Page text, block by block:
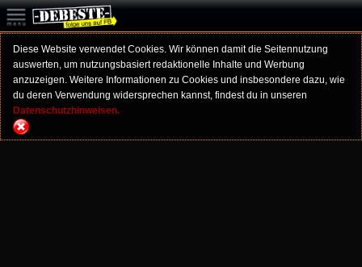
Diese Website verwendet Cookies. Wir können damit die Seitennutzung
auswerten, um nutzungsbasiert redaktionelle Inhalte und Werbung
anzuzeigen. Weitere Informationen zu Cookies und insbesondere dazu, wie
du deren Verwendung widersprechen kannst, findest du in unseren
Datenschutzhinweisen.